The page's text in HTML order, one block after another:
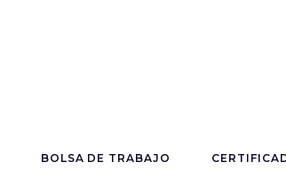
BOLSA DE TRABAJO